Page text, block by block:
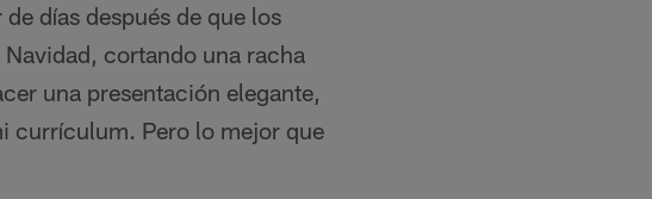
días después de que los
cortando una racha
una presentación elegante,
currículum. Pero lo mejor que